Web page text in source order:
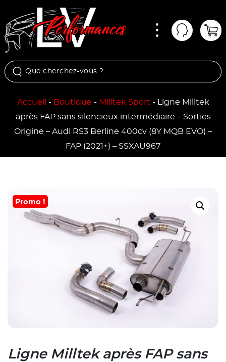
Mon
Accueil - Boutique - Milltek Sport - Ligne Milltek
après FAP sans silencieux intermédiaire – Sorties
Origine – Audi RS3 Berline 400cv (8Y MQB EVO) –
FAP (2021+) – SSXAU967
Promo !
Ligne Milltek après FAP sans